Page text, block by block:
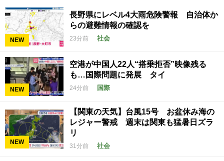
NEW
長野県にレベル4大雨危険警報 自治体か
らの避難情報の確認を
23分前 社会
NEW
空港が中国人22人“搭乗拒否”映像残る
も…国際問題に発展 タイ
24分前 国際
NEW
【関東の天気】台風15号 お盆休み海の
レジャー警戒 週末は関東も猛暑日ズラ
リ
31分前 社会